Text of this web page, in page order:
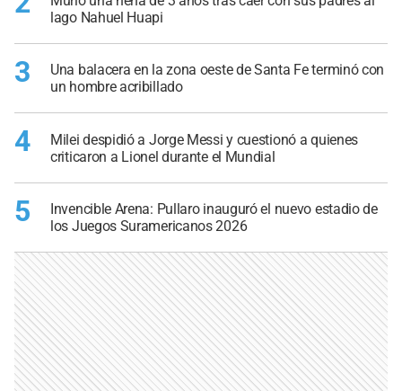
lago Nahuel Huapi
3
Una balacera en la zona oeste de Santa Fe terminó con
un hombre acribillado
4
Milei despidió a Jorge Messi y cuestionó a quienes
criticaron a Lionel durante el Mundial
5
Invencible Arena: Pullaro inauguró el nuevo estadio de
los Juegos Suramericanos 2026